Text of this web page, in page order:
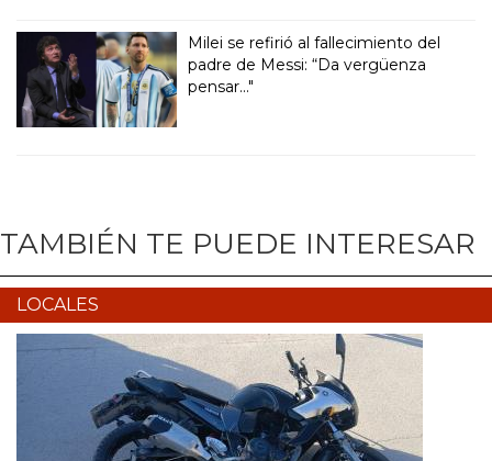
Milei se refirió al fallecimiento del
padre de Messi: “Da vergüenza
pensar..."
TAMBIÉN TE PUEDE INTERESAR
LOCALES